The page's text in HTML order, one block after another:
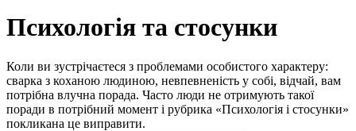
Психологія та стосунки
Коли ви зустрічаєтеся з проблемами особистого характеру:
сварка з коханою людиною, невпевненість у собі, відчай, вам
потрібна влучна порада. Часто люди не отримують такої
поради в потрібний момент і рубрика «Психологія і стосунки»
покликана це виправити.